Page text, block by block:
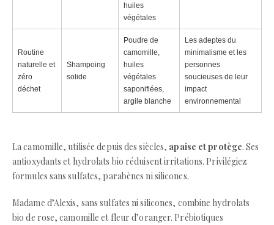
huiles
végétales
Routine
naturelle et
zéro
déchet
Shampoing
solide
Poudre de
camomille,
huiles
végétales
saponifiées,
argile blanche
Les adeptes du
minimalisme et les
personnes
soucieuses de leur
impact
environnemental
La camomille, utilisée depuis des siècles, apaise et protège. Ses
antioxydants et hydrolats bio réduisent irritations. Privilégiez
formules sans sulfates, parabènes ni silicones.
Madame d’Alexis, sans sulfates ni silicones, combine hydrolats
bio de rose, camomille et fleur d’oranger. Prébiotiques